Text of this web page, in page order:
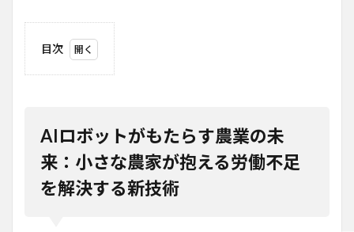
目次
もた
らす
農業
の未
来：
小さ
AIロボットがもたらす農業の未
来：小さな農家が抱える労働不足
を解決する新技術